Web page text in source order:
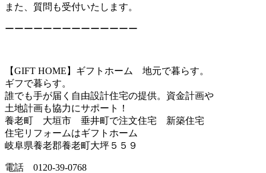
また、質問も受付いたします。
ーーーーーーーーーーーーーー
【GIFT HOME】ギフトホーム 地元で暮らす。
ギフで暮らす。
誰でも手が届く自由設計住宅の提供。資金計画や
土地計画も協力にサポート！
養老町 大垣市 垂井町で注文住宅 新築住宅
住宅リフォームはギフトホーム
岐阜県養老郡養老町大坪５５９
電話 0120-39-0768